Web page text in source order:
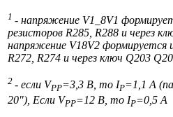
1 - напряжение V1_8V1
резисторов R285, R288 и через
напряжение V18V2 формируется
R272, R274 и через ключ Q203 Q
2 - если VPP=3,3 В, то IP=1,1 А
20"), Если VPP=12 В, то IP=0,5А